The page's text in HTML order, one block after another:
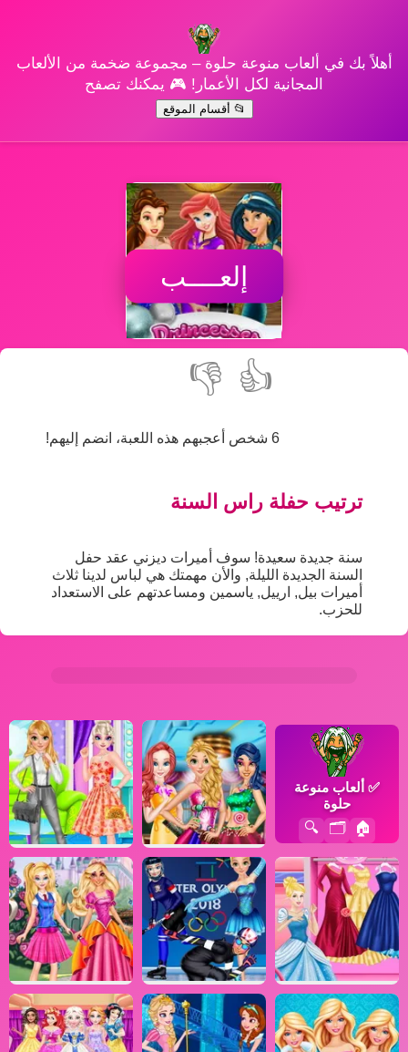
أهلاً بك في ألعاب منوعة حلوة – مجموعة ضخمة من الألعاب
المجانية لكل الأعمار! 🎮 يمكنك تصفح
📂 أقسام الموقع
إلعــــب
👍
👎
6 شخص أعجبهم هذه اللعبة، انضم إليهم!
ترتيب حفلة راس السنة
سنة جديدة سعيدة! سوف أميرات ديزني عقد حفل
السنة الجديدة الليلة, والأن مهمتك هي لباس لدينا ثلاث
أميرات بيل, ارييل, ياسمين ومساعدتهم على الاستعداد
للحزب.
✅ ألعاب منوعة
حلوة
🏠
🗂️
🔍